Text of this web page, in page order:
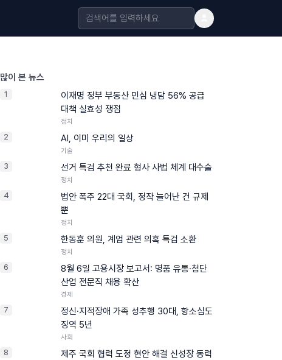
많이 본 뉴스
1
이재명 정부 부동산 민심 냉담 56% 공급
대책 실효성 쟁점
정치
2 AI, 이미 우리의 일상
기술
3 선거 특검 추천 완료 형사 사법 체계 대수술
정치
4
법안 폭주 22대 국회, 정작 늘어난 건 규제
뿐
정치
5 한동훈 의원, 계엄 관련 의혹 특검 소환
정치
6
8월 6일 고용시장 보고서: 명품 유통·첨단
산업 전문직 채용 확산
경제
7
정신·지적장애 가족 성추행 30대, 항소심도
징역 5년
사회
8
제주 국회 협력 도정 현안 해결 신성장 동력